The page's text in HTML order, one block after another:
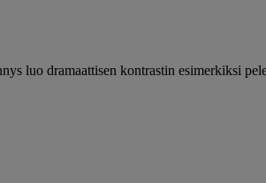
luo dramaattisen kontrastin esimerkiksi